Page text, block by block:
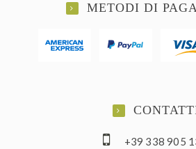
METODI DI
+39 338 905